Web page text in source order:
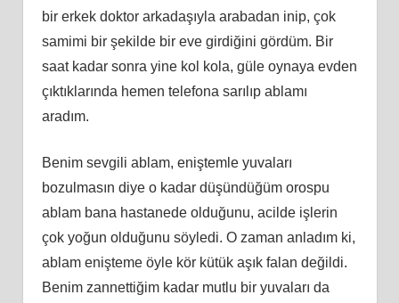
bir erkek doktor arkadaşıyla arabadan inip, çok
samimi bir şekilde bir eve girdiğini gördüm. Bir
saat kadar sonra yine kol kola, güle oynaya evden
çıktıklarında hemen telefona sarılıp ablamı
aradım.
Benim sevgili ablam, eniştemle yuvaları
bozulmasın diye o kadar düşündüğüm orospu
ablam bana hastanede olduğunu, acilde işlerin
çok yoğun olduğunu söyledi. O zaman anladım ki,
ablam enişteme öyle kör kütük aşık falan değildi.
Benim zannettiğim kadar mutlu bir yuvaları da